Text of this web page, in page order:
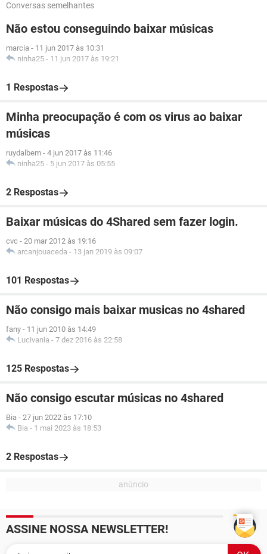
Conversas semelhantes
Não estou conseguindo baixar músicas
marcia - 11 jun 2017 às 10:31
ninha25 - 11 jun 2017 às 19:21
1 Respostas
Minha preocupação é com os virus ao baixar
músicas
ruydalbem - 4 jun 2017 às 11:46
ninha25 - 5 jun 2017 às 05:55
2 Respostas
Baixar músicas do 4Shared sem fazer login.
cvc - 20 mar 2012 às 19:16
arcanjouaceda - 13 jan 2019 às 09:07
101 Respostas
Não consigo mais baixar musicas no 4shared
fany - 11 jun 2010 às 14:49
Lucivania - 7 dez 2016 às 22:58
125 Respostas
Não consigo escutar músicas no 4shared
Bia - 27 jun 2022 às 17:10
Bia - 1 mai 2023 às 18:53
2 Respostas
ASSINE NOSSA NEWSLETTER!